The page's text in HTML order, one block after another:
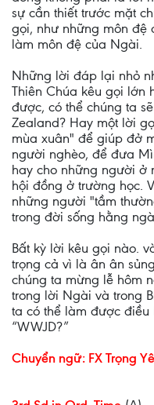
sự cần thiết trước mặt
gọi, như những môn đệ
làm môn đệ của Ngài.
Những lời đáp lại nhỏ
Thiên Chúa kêu gọi lớn
được, có thể chúng ta
Zealand? Hay một lời
mùa xuân" để giúp đở
người nghèo, để đưa
hay cho những người ở
hội đồng ở trường học.
những người "tầm
trong đời sống hằng
Bất kỳ lời kêu gọi nào.
trọng cả vì là ân ân
chúng ta mừng lễ hôm
trong lời Ngài và trong
ta có thể làm được
“WWJD?”
Chuyển ngữ: FX Trọng